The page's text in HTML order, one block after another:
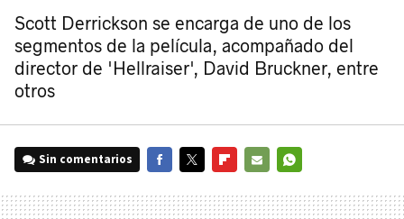
Scott Derrickson se encarga de uno de los
segmentos de la película, acompañado del
director de 'Hellraiser', David Bruckner, entre
otros
Sin comentarios
MAIL